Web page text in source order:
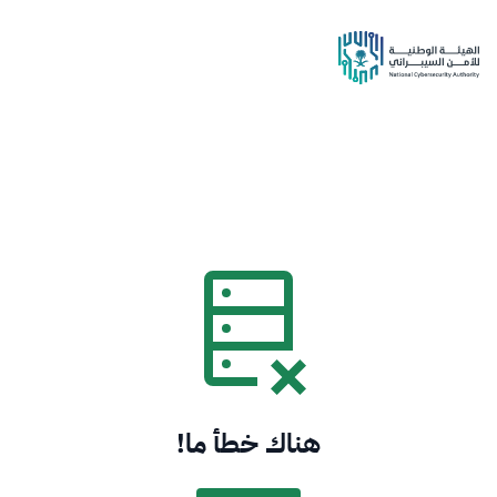
هناك خطأ ما!